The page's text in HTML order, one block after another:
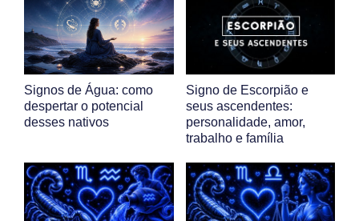
Signos de Água: como
despertar o potencial
desses nativos
Signo de Escorpião e
seus ascendentes:
personalidade, amor,
trabalho e família